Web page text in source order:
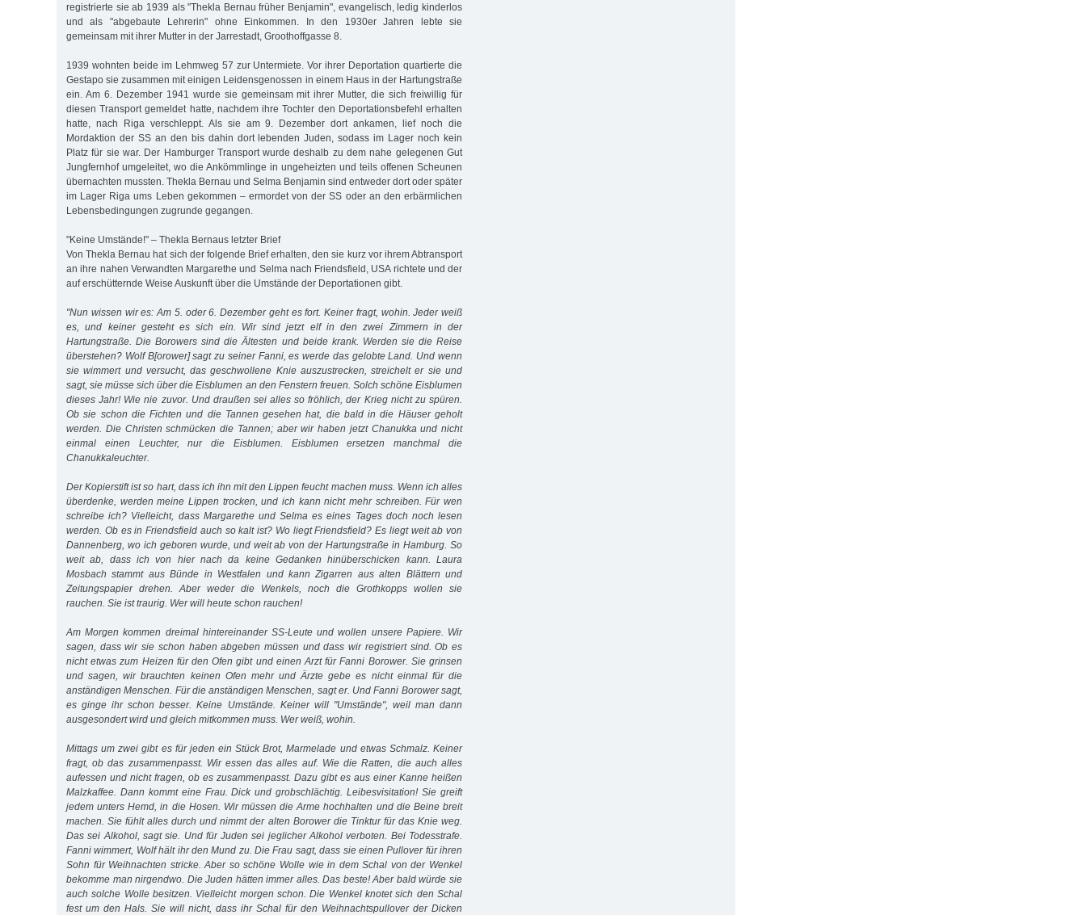
registrierte sie ab 1939 als "Thekla Bernau früher Benjamin", evangelisch, ledig kinderlos
und als "abgebaute Lehrerin" ohne Einkommen. In den 1930er Jahren lebte sie
gemeinsam mit ihrer Mutter in der Jarrestadt, Groothoffgasse 8.
1939 wohnten beide im Lehmweg 57 zur Untermiete. Vor ihrer Deportation quartierte die
Gestapo sie zusammen mit einigen Leidensgenossen in einem Haus in der Hartungstraße
ein. Am 6. Dezember 1941 wurde sie gemeinsam mit ihrer Mutter, die sich freiwillig für
diesen Transport gemeldet hatte, nachdem ihre Tochter den Deportationsbefehl erhalten
hatte, nach Riga verschleppt. Als sie am 9. Dezember dort ankamen, lief noch die
Mordaktion der SS an den bis dahin dort lebenden Juden, sodass im Lager noch kein
Platz für sie war. Der Hamburger Transport wurde deshalb zu dem nahe gelegenen Gut
Jungfernhof umgeleitet, wo die Ankömmlinge in ungeheizten und teils offenen Scheunen
übernachten mussten. Thekla Bernau und Selma Benjamin sind entweder dort oder später
im Lager Riga ums Leben gekommen – ermordet von der SS oder an den erbärmlichen
Lebensbedingungen zugrunde gegangen.
"Keine Umstände!" – Thekla Bernaus letzter Brief
Von Thekla Bernau hat sich der folgende Brief erhalten, den sie kurz vor ihrem Abtransport
an ihre nahen Verwandten Margarethe und Selma nach Friendsfield, USA richtete und der
auf erschütternde Weise Auskunft über die Umstände der Deportationen gibt.
"Nun wissen wir es: Am 5. oder 6. Dezember geht es fort. Keiner fragt, wohin. Jeder weiß
es, und keiner gesteht es sich ein. Wir sind jetzt elf in den zwei Zimmern in der
Hartungstraße. Die Borowers sind die Ältesten und beide krank. Werden sie die Reise
überstehen? Wolf B[orower] sagt zu seiner Fanni, es werde das gelobte Land. Und wenn
sie wimmert und versucht, das geschwollene Knie auszustrecken, streichelt er sie und
sagt, sie müsse sich über die Eisblumen an den Fenstern freuen. Solch schöne Eisblumen
dieses Jahr! Wie nie zuvor. Und draußen sei alles so fröhlich, der Krieg nicht zu spüren.
Ob sie schon die Fichten und die Tannen gesehen hat, die bald in die Häuser geholt
werden. Die Christen schmücken die Tannen; aber wir haben jetzt Chanukka und nicht
einmal einen Leuchter, nur die Eisblumen. Eisblumen ersetzen manchmal die
Chanukkaleuchter.
Der Kopierstift ist so hart, dass ich ihn mit den Lippen feucht machen muss. Wenn ich alles
überdenke, werden meine Lippen trocken, und ich kann nicht mehr schreiben. Für wen
schreibe ich? Vielleicht, dass Margarethe und Selma es eines Tages doch noch lesen
werden. Ob es in Friendsfield auch so kalt ist? Wo liegt Friendsfield? Es liegt weit ab von
Dannenberg, wo ich geboren wurde, und weit ab von der Hartungstraße in Hamburg. So
weit ab, dass ich von hier nach da keine Gedanken hinüberschicken kann. Laura
Mosbach stammt aus Bünde in Westfalen und kann Zigarren aus alten Blättern und
Zeitungspapier drehen. Aber weder die Wenkels, noch die Grothkopps wollen sie
rauchen. Sie ist traurig. Wer will heute schon rauchen!
Am Morgen kommen dreimal hintereinander SS-Leute und wollen unsere Papiere. Wir
sagen, dass wir sie schon haben abgeben müssen und dass wir registriert sind. Ob es
nicht etwas zum Heizen für den Ofen gibt und einen Arzt für Fanni Borower. Sie grinsen
und sagen, wir brauchten keinen Ofen mehr und Ärzte gebe es nicht einmal für die
anständigen Menschen. Für die anständigen Menschen, sagt er. Und Fanni Borower sagt,
es ginge ihr schon besser. Keine Umstände. Keiner will "Umstände", weil man dann
ausgesondert wird und gleich mitkommen muss. Wer weiß, wohin.
Mittags um zwei gibt es für jeden ein Stück Brot, Marmelade und etwas Schmalz. Keiner
fragt, ob das zusammenpasst. Wir essen das alles auf. Wie die Ratten, die auch alles
aufessen und nicht fragen, ob es zusammenpasst. Dazu gibt es aus einer Kanne heißen
Malzkaffee. Dann kommt eine Frau. Dick und grobschlächtig. Leibesvisitation! Sie greift
jedem unters Hemd, in die Hosen. Wir müssen die Arme hochhalten und die Beine breit
machen. Sie fühlt alles durch und nimmt der alten Borower die Tinktur für das Knie weg.
Das sei Alkohol, sagt sie. Und für Juden sei jeglicher Alkohol verboten. Bei Todesstrafe.
Fanni wimmert, Wolf hält ihr den Mund zu. Die Frau sagt, dass sie einen Pullover für ihren
Sohn für Weihnachten stricke. Aber so schöne Wolle wie in dem Schal von der Wenkel
bekomme man nirgendwo. Die Juden hätten immer alles. Das beste! Aber bald würde sie
auch solche Wolle besitzen. Vielleicht morgen schon. Die Wenkel knotet sich den Schal
fest um den Hals. Sie will nicht, dass ihr Schal für den Weihnachtspullover der Dicken